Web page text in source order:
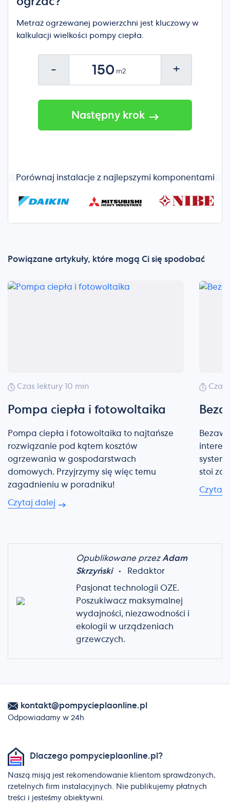
Metraż ogrzewanej powierzchni jest kluczowy w
kalkulacji wielkości pompy ciepła.
- +
Następny krok
Porównaj instalacje z najlepszymi komponentami
Powiązane artykuły, które mogą Ci się spodobać
Czas lektury 10 min
Pompa ciepła i fotowoltaika
Pompa ciepła i fotowoltaika to najtańsze
rozwiązanie pod kątem kosztów
ogrzewania w gospodarstwach
domowych. Przyjrzymy się więc temu
zagadnieniu w poradniku!
Czytaj dalej
Czas
stoi za
Czytaj
Opublikowane przez Adam
Skrzyński
• Redaktor
Pasjonat technologii OZE.
Poszukiwacz maksymalnej
wydajności, niezawodności i
ekologii w urządzeniach
grzewczych.
kontakt@pompycieplaonline.pl
Odpowiadamy w 24h
Dlaczego pompycieplaonline.pl?
Naszą misją jest rekomendowanie klientom sprawdzonych,
rzetelnych firm instalacyjnych. Nie publikujemy płatnych
treści i jesteśmy obiektywni.